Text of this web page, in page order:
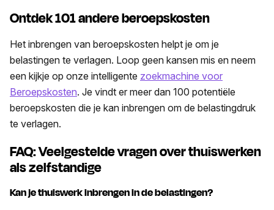
Ontdek 101 andere beroepskosten
Het inbrengen van beroepskosten helpt je om je
belastingen te verlagen. Loop geen kansen mis en neem
een kijkje op onze intelligente zoekmachine voor
Beroepskosten. Je vindt er meer dan 100 potentiële
beroepskosten die je kan inbrengen om de belastingdruk
te verlagen.
FAQ: Veelgestelde vragen over thuiswerken
als zelfstandige
Kan je thuiswerk inbrengen in de belastingen?